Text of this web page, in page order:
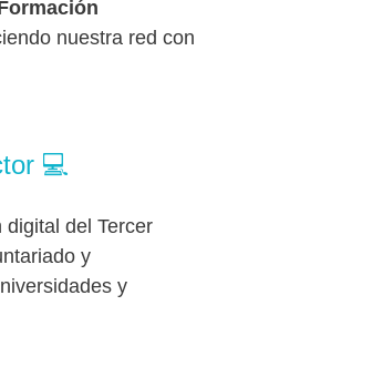
nuestra red con
💻
del Tercer
y
y